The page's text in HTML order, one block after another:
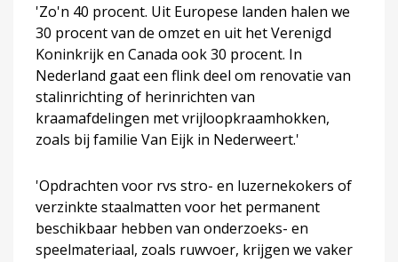
'Zo'n 40 procent. Uit Europese landen halen we
30 procent van de omzet en uit het Verenigd
Koninkrijk en Canada ook 30 procent. In
Nederland gaat een flink deel om renovatie van
stalinrichting of herinrichten van
kraamafdelingen met vrijloopkraamhokken,
zoals bij familie Van Eijk in Nederweert.'
'Opdrachten voor rvs stro- en luzernekokers of
verzinkte staalmatten voor het permanent
beschikbaar hebben van onderzoeks- en
speelmateriaal, zoals ruwvoer, krijgen we vaker